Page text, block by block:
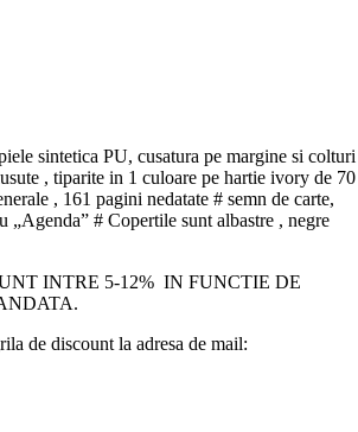
sintetica PU, cusatura pe margine si colturi
, tiparite in 1 culoare pe hartie ivory de 70
, 161 pagini nedatate # semn de carte,
„Agenda” # Copertile sunt albastre , negre
INTRE 5-12% IN FUNCTIE DE
de discount la adresa de mail: